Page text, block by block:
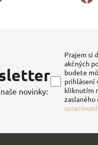
novinky:
Prajem si
akčných
budete
prihlásení
kliknutím